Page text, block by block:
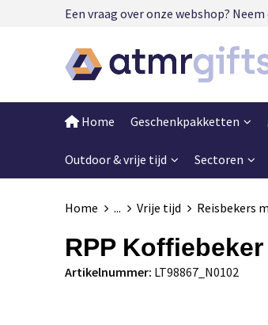
Een vraag over onze webshop?
Home Geschenkpakketten
Outdoor & vrije tijd Sectoren
Home ... Vrije tijd Reisbekers
RPP
Artikelnummer: LT98867_N0102